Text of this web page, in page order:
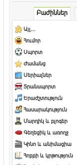
Բաժիններ
Այլ...
Հումոր
Սպորտ
Ժամանց
Սերիալներ
Տրանսպորտ
Երաժշտություն
Հասարակություն
Մարդիկ և բլոգեր
Գեղեցիկ և առողջ
Կինո և անիմացիա
Հոբբի և կրթություն